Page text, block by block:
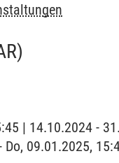
| 14.10.2024 -
09.01.2025,